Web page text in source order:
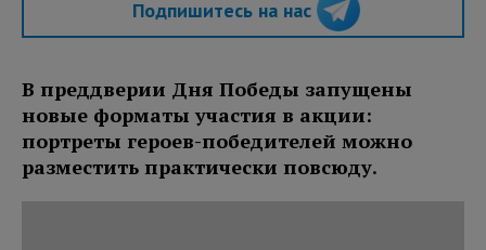
Подпишитесь на нас
В преддверии Дня Победы запущены
новые форматы участия в акции:
портреты героев-победителей можно
разместить практически повсюду.